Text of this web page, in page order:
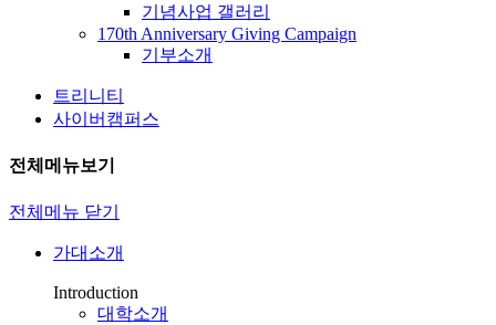
기념사업 갤러리
170th Anniversary Giving Campaign
기부소개
트리니티
사이버캠퍼스
전체메뉴보기
전체메뉴 닫기
가대소개
Introduction
대학소개